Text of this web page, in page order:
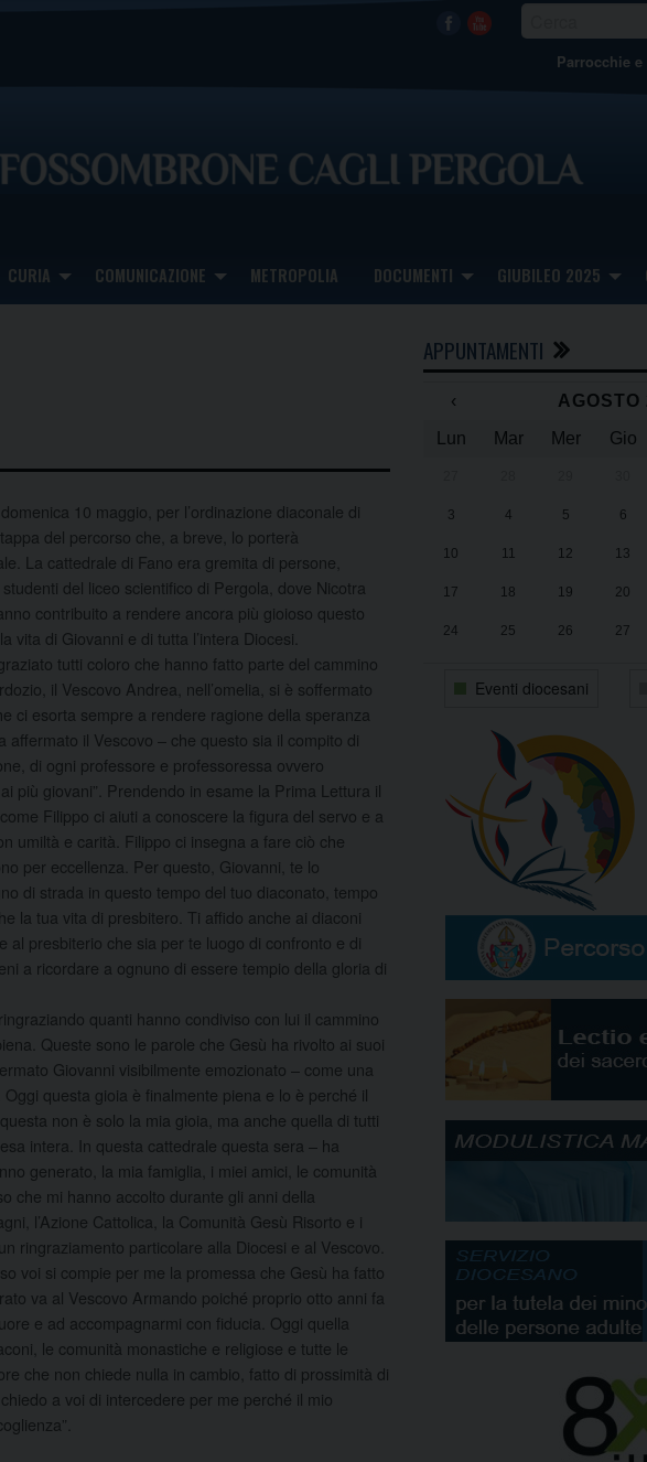
Facebook
Youtube
Parrocchie
CURIA COMUNICAZIONE METROPOLIA DOCUMENTI GIUBILEO 2025
10 maggio, per l’ordinazione diaconale di
del percorso che, a breve, lo porterà
La cattedrale di Fano era gremita di persone,
del liceo scientifico di Pergola, dove Nicotra
contribuito a rendere ancora più gioioso questo
vita di Giovanni e di tutta l’intera Diocesi.
tutti coloro che hanno fatto parte del cammino
il Vescovo Andrea, nell’omelia, si è soffermato
ci esorta sempre a rendere ragione della speranza
affermato il Vescovo – che questo sia il compito di
di ogni professore e professoressa ovvero
più giovani”. Prendendo in esame la Prima Lettura il
Filippo ci aiuti a conoscere la figura del servo e a
umiltà e carità. Filippo ci insegna a fare ciò che
per eccellenza. Per questo, Giovanni, te lo
di strada in questo tempo del tuo diaconato, tempo
la tua vita di presbitero. Ti affido anche ai diaconi
presbiterio che sia per te luogo di confronto e di
a ricordare a ognuno di essere tempio della gloria di
quanti hanno condiviso con lui il cammino
Queste sono le parole che Gesù ha rivolto ai suoi
Giovanni visibilmente emozionato – come una
questa gioia è finalmente piena e lo è perché il
non è solo la mia gioia, ma anche quella di tutti
intera. In questa cattedrale questa sera – ha
generato, la mia famiglia, i miei amici, le comunità
che mi hanno accolto durante gli anni della
l’Azione Cattolica, la Comunità Gesù Risorto e i
ringraziamento particolare alla Diocesi e al Vescovo.
voi si compie per me la promessa che Gesù ha fatto
va al Vescovo Armando poiché proprio otto anni fa
e ad accompagnarmi con fiducia. Oggi quella
le comunità monastiche e religiose e tutte le
che non chiede nulla in cambio, fatto di prossimità di
a voi di intercedere per me perché il mio
APPUNTAMENTI
‹ AGOSTO
Lun
Mar Mer Gio
3 4 5 6
10 11 12 13
17 18 19 20
24 25 26 27
Eventi diocesani